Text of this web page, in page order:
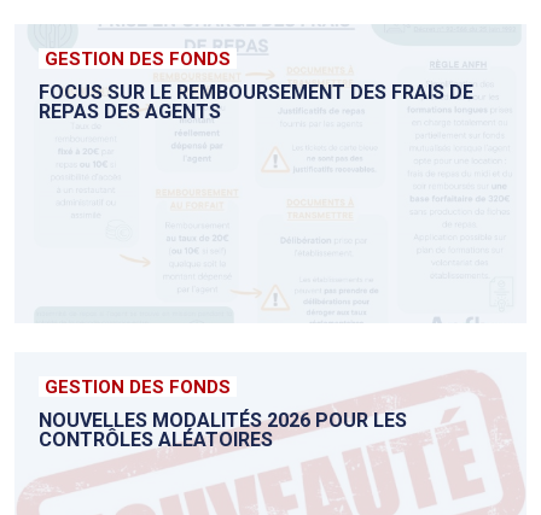
GESTION DES FONDS
FOCUS SUR LE REMBOURSEMENT DES FRAIS DE
REPAS DES AGENTS
GESTION DES FONDS
NOUVELLES MODALITÉS 2026 POUR LES
CONTRÔLES ALÉATOIRES